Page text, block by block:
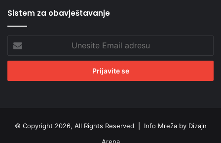
Sistem za obavještavanje
Email
adresu
© Copyright 2026, All Rights Reserved | Info Mreža by Dizajn
Arena